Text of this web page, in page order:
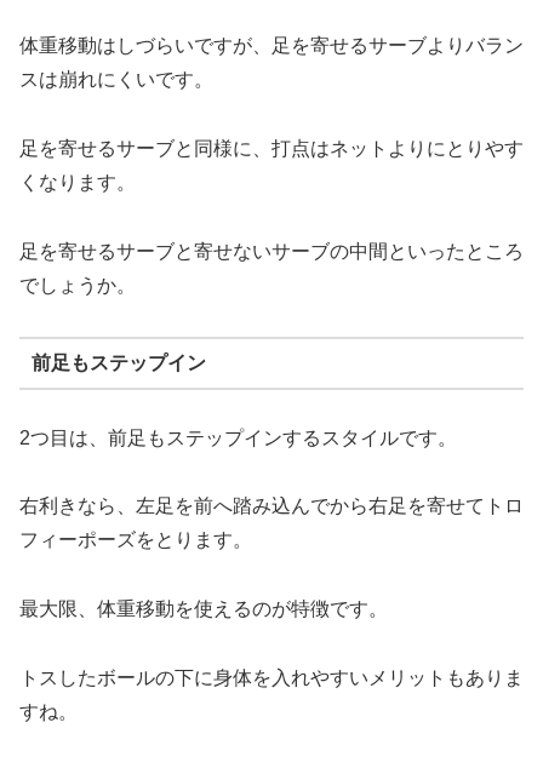
体重移動はしづらいですが、足を寄せるサーブよりバラン
スは崩れにくいです。
足を寄せるサーブと同様に、打点はネットよりにとりやす
くなります。
足を寄せるサーブと寄せないサーブの中間といったところ
でしょうか。
前足もステップイン
2つ目は、前足もステップインするスタイルです。
右利きなら、左足を前へ踏み込んでから右足を寄せてトロ
フィーポーズをとります。
最大限、体重移動を使えるのが特徴です。
トスしたボールの下に身体を入れやすいメリットもありま
すね。